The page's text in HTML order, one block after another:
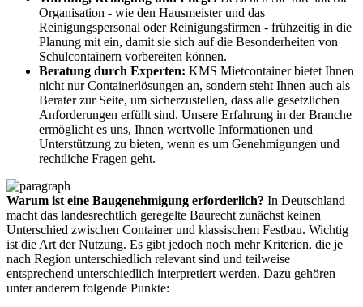
Organisation - wie den Hausmeister und das
Reinigungspersonal oder Reinigungsfirmen - frühzeitig in die
Planung mit ein, damit sie sich auf die Besonderheiten von
Schulcontainern vorbereiten können.
Beratung durch Experten: KMS Mietcontainer bietet Ihnen
nicht nur Containerlösungen an, sondern steht Ihnen auch als
Berater zur Seite, um sicherzustellen, dass alle gesetzlichen
Anforderungen erfüllt sind. Unsere Erfahrung in der Branche
ermöglicht es uns, Ihnen wertvolle Informationen und
Unterstützung zu bieten, wenn es um Genehmigungen und
rechtliche Fragen geht.
Warum ist eine Baugenehmigung erforderlich? In Deutschland
macht das landesrechtlich geregelte Baurecht zunächst keinen
Unterschied zwischen Container und klassischem Festbau. Wichtig
ist die Art der Nutzung. Es gibt jedoch noch mehr Kriterien, die je
nach Region unterschiedlich relevant sind und teilweise
entsprechend unterschiedlich interpretiert werden. Dazu gehören
unter anderem folgende Punkte: